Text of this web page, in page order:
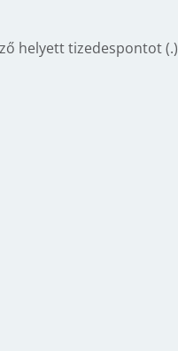
helyett tizedespontot (.)